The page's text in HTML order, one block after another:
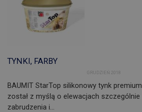
TYNKI, FARBY
GRUDZIEŃ 2018
BAUMIT StarTop silikonowy tynk
został z myślą o elewacjach szczególnie
zabrudzenia i…